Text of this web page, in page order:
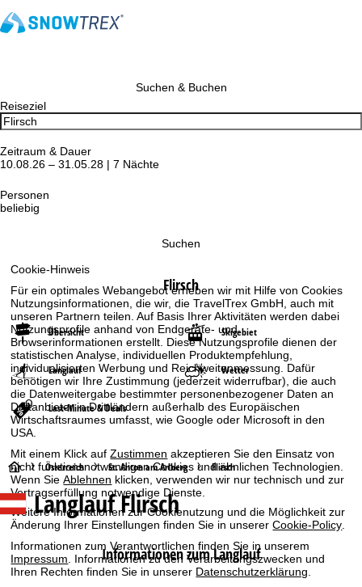
Cookie-Hinweis
Für ein optimales Webangebot erheben wir mit Hilfe von Cookies
Nutzungsinformationen, die wir, die TravelTrex GmbH, auch mit
unseren Partnern teilen. Auf Basis Ihrer Aktivitäten werden dabei
Nutzungsprofile anhand von Endgeräte- und
Browserinformationen erstellt. Diese Nutzungsprofile dienen der
statistischen Analyse, individuellen Produktempfehlung,
individualisierten Werbung und Reichweitenmessung. Dafür
benötigen wir Ihre Zustimmung (jederzeit widerrufbar), die auch
die Datenweitergabe bestimmter personenbezogener Daten an
Drittanbieter in Drittländern außerhalb des Europäischen
Wirtschaftsraumes umfasst, wie Google oder Microsoft in den
USA.
Mit einem Klick aufZustimmen akzeptieren Sie den Einsatz von
nicht funktionsnotwendigen Cookies und ähnlichen Technologien.
Wenn SieAblehnen klicken, verwenden wir nur technisch und zur
Vertragserfüllung notwendige Dienste.
Weitere Informationen zur Cookienutzung und die Möglichkeit zur
Änderung Ihrer Einstellungen finden Sie in unsererCookie-Policy.
Informationen zum Verantwortlichen finden Sie in unserem
Impressum. Informationen zu den Verarbeitungszwecken und
Ihren Rechten finden Sie in unserer Datenschutzerklärung.
Suchen & Buchen
Reiseziel
Zeitraum & Dauer
10.08.26 – 31.05.28 | 7 Nächte
Personen
beliebig
Suchen
Flirsch
Übersicht Skigebiet
Langlauf Wetter
Last-Minute & Deals
S
t
a
r
Österreich St. Anton am Arlberg Flirsch
Langlauf Flirsch
Informationen zum Langlauf